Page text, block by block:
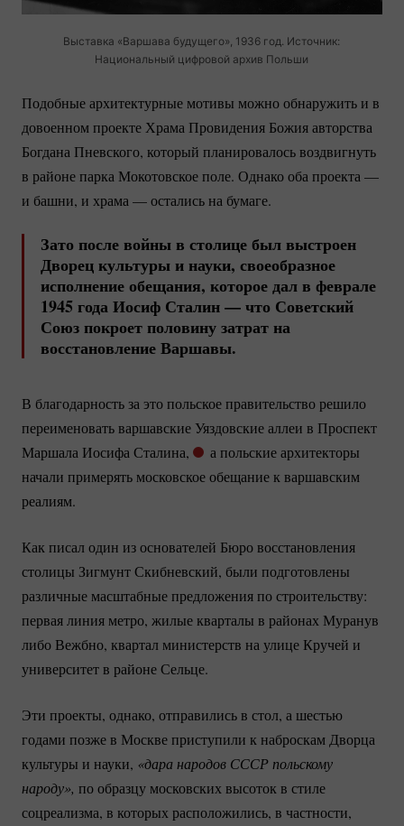
Выставка «Варшава будущего», 1936 год. Источник:
Национальный цифровой архив Польши
Подобные архитектурные мотивы можно обнаружить и в
довоенном проекте Храма Провидения Божия авторства
Богдана Пневского, который планировалось воздвигнуть
в районе парка Мокотовское поле. Однако оба проекта —
и башни, и храма — остались на бумаге.
Зато после войны в столице был выстроен
Дворец культуры и науки, своеобразное
исполнение обещания, которое дал в феврале
1945 года Иосиф Сталин — что Советский
Союз покроет половину затрат на
восстановление Варшавы.
В благодарность за это польское правительство решило
переименовать варшавские Уяздовские аллеи в Проспект
Маршала Иосифа Сталина,
а польские архитекторы
начали примерять московское обещание к варшавским
реалиям.
Как писал один из основателей Бюро восстановления
столицы Зигмунт Скибневский, были подготовлены
различные масштабные предложения по строительству:
первая линия метро, жилые кварталы в районах Муранув
либо Вежбно, квартал министерств на улице Кручей и
университет в районе Сельце.
Эти проекты, однако, отправились в стол, а шестью
годами позже в Москве приступили к наброскам Дворца
культуры и науки, «дара народов СССР польскому
народу», по образцу московских высоток в стиле
соцреализма, в которых расположились, в частности,